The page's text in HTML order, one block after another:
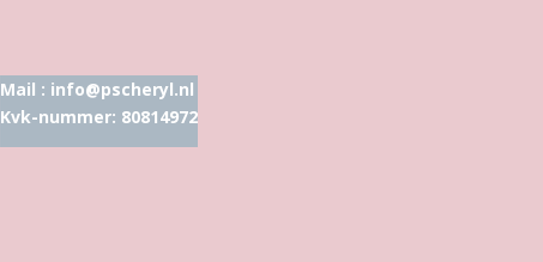
Mail : info@pscheryl.nl
Kvk-nummer: 80814972